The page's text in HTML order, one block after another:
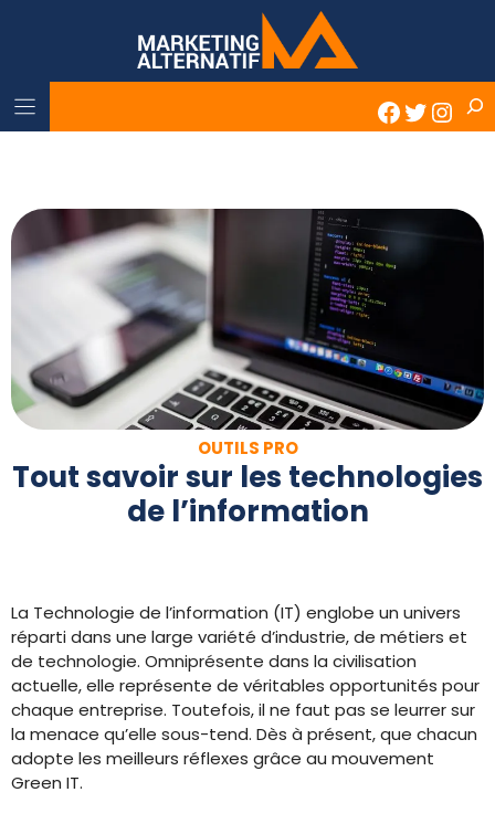
Twitter
OUTILS PRO
Tout savoir sur les technologies
de l’information
La Technologie de l’information (IT) englobe un univers
réparti dans une large variété d’industrie, de métiers et
de technologie. Omniprésente dans la civilisation
actuelle, elle représente de véritables opportunités pour
chaque entreprise. Toutefois, il ne faut pas se leurrer sur
la menace qu’elle sous-tend. Dès à présent, que chacun
adopte les meilleurs réflexes grâce au mouvement
Green IT.